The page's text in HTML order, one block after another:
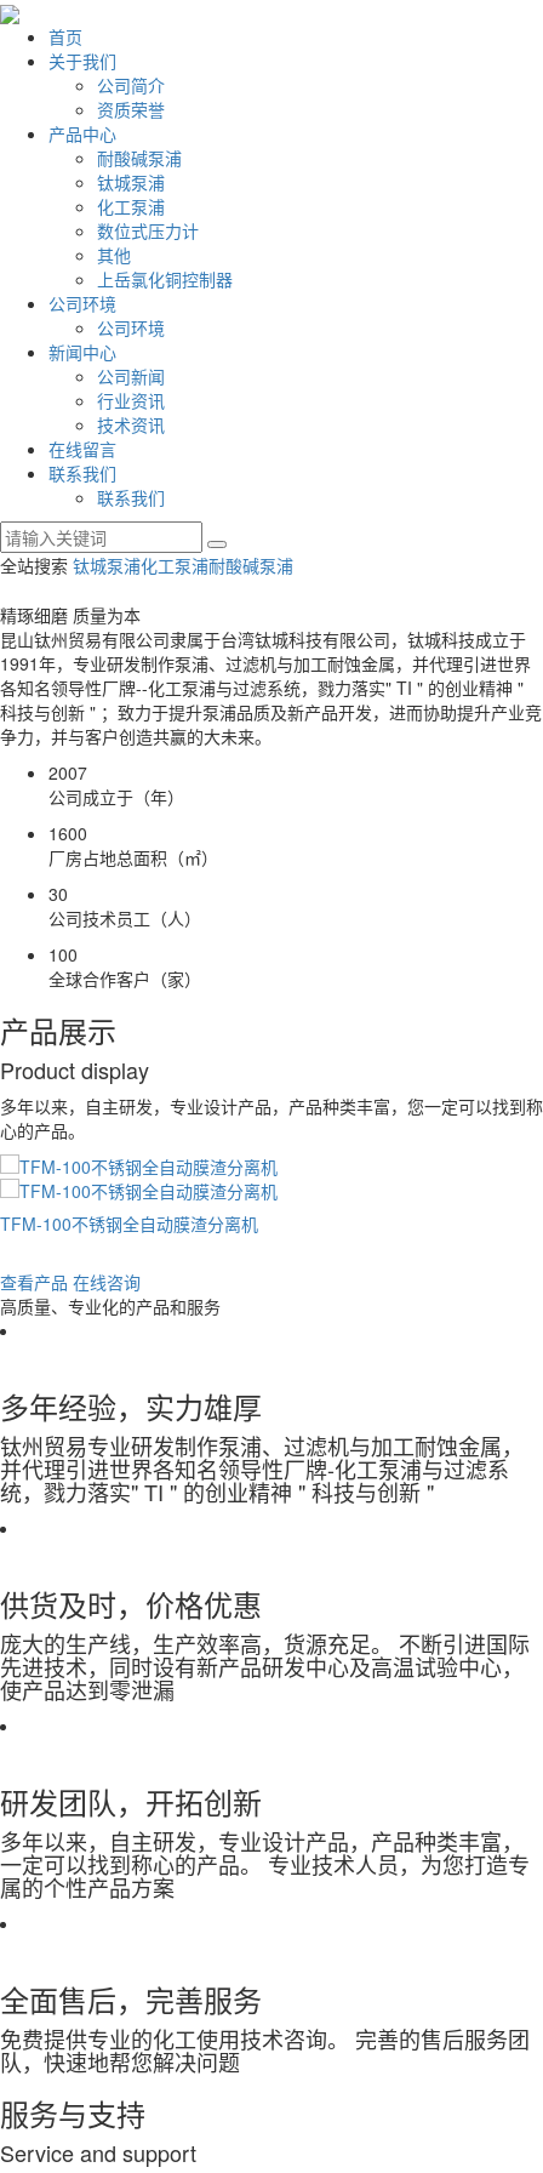
首页
关于我们
公司简介
资质荣誉
产品中心
耐酸碱泵浦
钛城泵浦
化工泵浦
数位式压力计
其他
上岳氯化铜控制器
公司环境
公司环境
新闻中心
公司新闻
行业资讯
技术资讯
在线留言
联系我们
联系我们
全站搜索 钛城泵浦化工泵浦耐酸碱泵浦
精琢细磨 质量为本
昆山钛州贸易有限公司隶属于台湾钛城科技有限公司，钛城科技成立于
1991年，专业研发制作泵浦、过滤机与加工耐蚀金属，并代理引进世界
各知名领导性厂牌--化工泵浦与过滤系统，戮力落实" TI " 的创业精神 "
科技与创新 " ；致力于提升泵浦品质及新产品开发，进而协助提升产业竞
争力，并与客户创造共赢的大未来。
2007
公司成立于（年）
1600
厂房占地总面积（㎡）
30
公司技术员工（人）
100
全球合作客户（家）
产品展示
Product display
多年以来，自主研发，专业设计产品，产品种类丰富，您一定可以找到称
心的产品。
TFM-100不锈钢全自动膜渣分离机
查看产品 在线咨询
高质量、专业化的产品和服务
多年经验，实力雄厚
钛州贸易专业研发制作泵浦、过滤机与加工耐蚀金属，
并代理引进世界各知名领导性厂牌-化工泵浦与过滤系
统，戮力落实" TI " 的创业精神 " 科技与创新 "
供货及时，价格优惠
庞大的生产线，生产效率高，货源充足。 不断引进国际
先进技术，同时设有新产品研发中心及高温试验中心，
使产品达到零泄漏
研发团队，开拓创新
多年以来，自主研发，专业设计产品，产品种类丰富，
一定可以找到称心的产品。 专业技术人员，为您打造专
属的个性产品方案
全面售后，完善服务
免费提供专业的化工使用技术咨询。 完善的售后服务团
队，快速地帮您解决问题
服务与支持
Service and support